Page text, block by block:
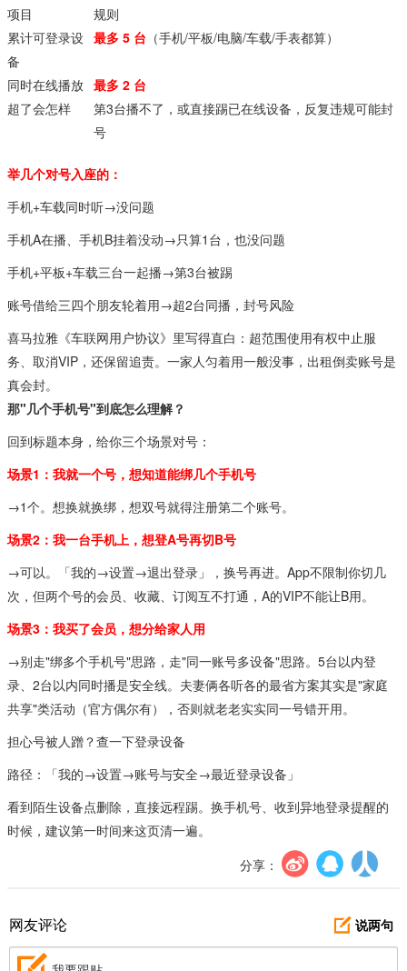
项目
规则
累计可登录设
备
最多 5 台 （手机/平板/电脑/车载/手表都算）
同时在线播放 最多 2 台
超了会怎样
第3台播不了，或直接踢已在线设备，反复违规可能封
号
举几个对号入座的：
手机+车载同时听→没问题
手机A在播、手机B挂着没动→只算1台，也没问题
手机+平板+车载三台一起播→第3台被踢
账号借给三四个朋友轮着用→超2台同播，封号风险
喜马拉雅《车联网用户协议》里写得直白：超范围使用有权中止服
务、取消VIP，还保留追责。一家人匀着用一般没事，出租倒卖账号是
真会封。
那"几个手机号"到底怎么理解？
回到标题本身，给你三个场景对号：
场景1：我就一个号，想知道能绑几个手机号
→1个。想换就换绑，想双号就得注册第二个账号。
场景2：我一台手机上，想登A号再切B号
→可以。「我的→设置→退出登录」，换号再进。App不限制你切几
次，但两个号的会员、收藏、订阅互不打通，A的VIP不能让B用。
场景3：我买了会员，想分给家人用
→别走"绑多个手机号"思路，走"同一账号多设备"思路。5台以内登
录、2台以内同时播是安全线。夫妻俩各听各的最省方案其实是"家庭
共享"类活动（官方偶尔有），否则就老老实实同一号错开用。
担心号被人蹭？查一下登录设备
路径：「我的→设置→账号与安全→最近登录设备」
看到陌生设备点删除，直接远程踢。换手机号、收到异地登录提醒的
时候，建议第一时间来这页清一遍。
分享：
网友评论 说两句